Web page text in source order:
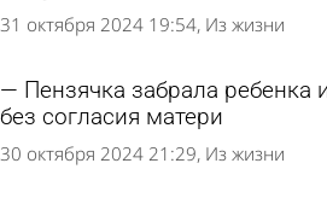
31 октября 2024 19:54 Из жизни
Пензячка забрала ребенка
без согласия матери
30 октября 2024 21:29 Из жизни